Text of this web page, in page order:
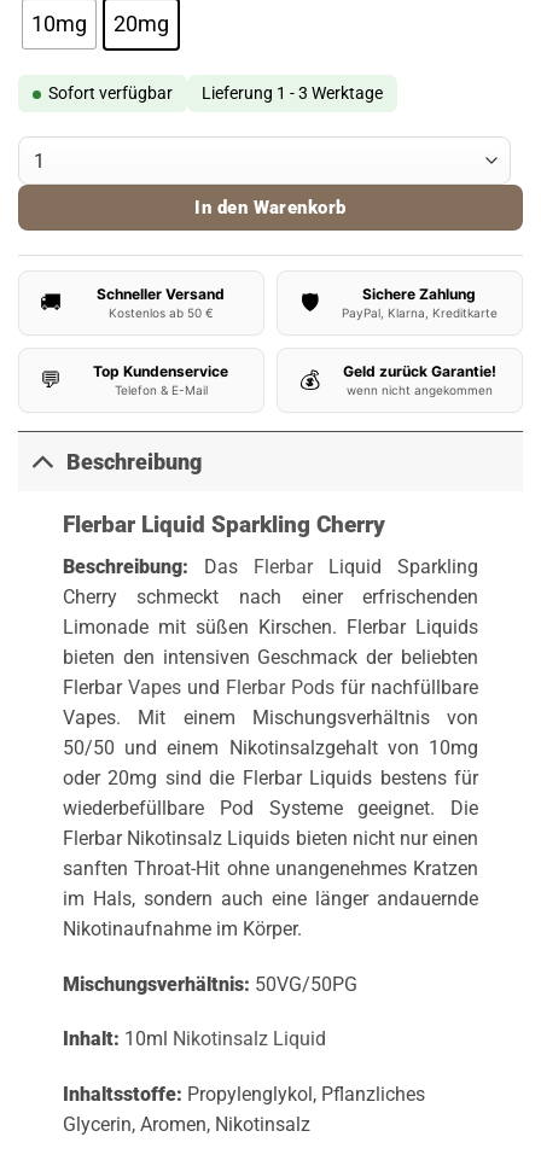
10mg 20mg
Sofort verfügbar Lieferung 1 - 3 Werktage
Flerbar Liquid Sparkling Cherry Menge
In den Warenkorb
🚚 Schneller Versand
Kostenlos ab 50 € 🛡️ Sichere Zahlung
PayPal, Klarna, Kreditkarte
💬 Top Kundenservice
Telefon & E-Mail 💰 Geld zurück Garantie!
wenn nicht angekommen
Beschreibung
Flerbar Liquid Sparkling Cherry
Beschreibung: Das FlerbarLiquid Sparkling
Cherry schmeckt nach einer erfrischenden
Limonade mit süßen Kirschen. Flerbar Liquids
bieten den intensiven Geschmack der beliebten
Flerbar Vapesund Flerbar Pods für nachfüllbare
Vapes. Mit einem Mischungsverhältnis von
50/50 und einem Nikotinsalzgehalt von 10mg
oder 20mg sind die Flerbar Liquids bestens für
wiederbefüllbare Pod Systeme geeignet. Die
Flerbar Nikotinsalz Liquids bieten nicht nur einen
sanften Throat-Hit ohne unangenehmes Kratzen
im Hals, sondern auch eine länger andauernde
Nikotinaufnahme im Körper.
Mischungsverhältnis: 50VG/50PG
Inhalt: 10ml Nikotinsalz Liquid
Inhaltsstoffe: Propylenglykol, Pflanzliches
Glycerin, Aromen, Nikotinsalz